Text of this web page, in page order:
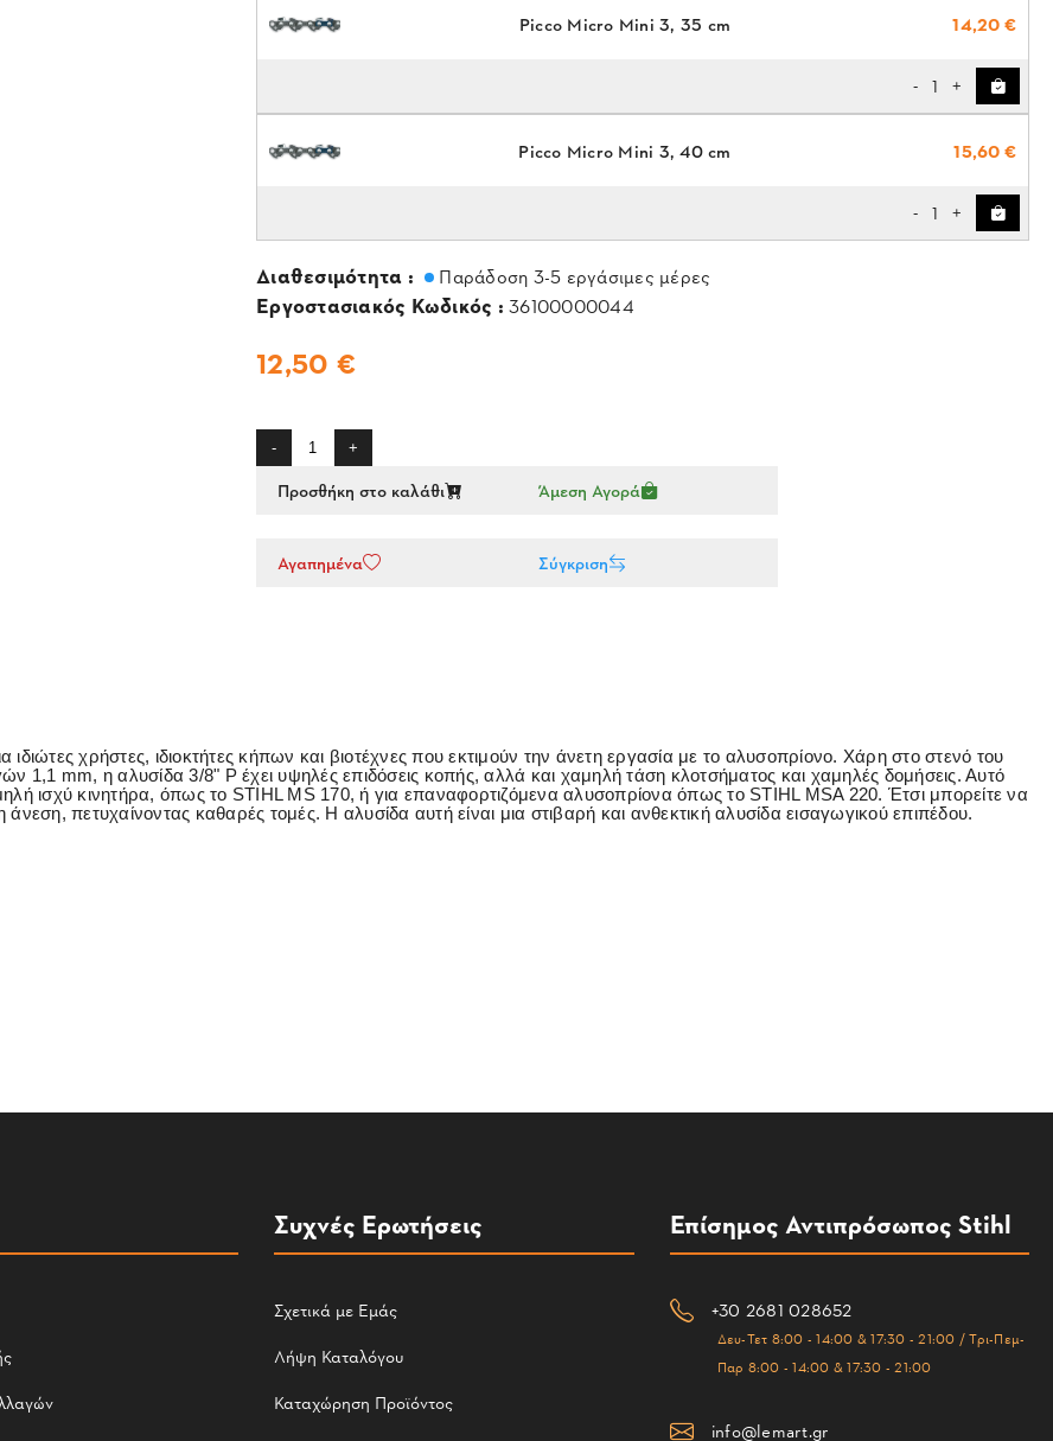
Picco Micro Mini 3, 35 cm 14,20 €
- 1 +
Picco Micro Mini 3, 40 cm 15,60 €
- 1 +
Διαθεσιμότητα : Παράδοση 3-5 εργάσιμες μέρες
Εργοστασιακός Κωδικός : 36100000044
12,50 €
- +
Προσθήκη στο καλάθι Άμεση Αγορά
Αγαπημένα Σύγκριση
χρήστες, ιδιοκτήτες κήπων και βιοτέχνες που εκτιμούν την άνετη εργασία με το αλυσοπρίονο. Χάρη στο στενό του
1,1 mm, η αλυσίδα 3/8" P έχει υψηλές επιδόσεις κοπής, αλλά και χαμηλή τάση κλοτσήματος και χαμηλές δομήσεις. Αυτό
ισχύ κινητήρα, όπως το STIHL MS 170, ή για επαναφορτιζόμενα αλυσοπρίονα όπως το STIHL MSA 220. Έτσι μπορείτε να
πετυχαίνοντας καθαρές τομές. Η αλυσίδα αυτή είναι μια στιβαρή και ανθεκτική αλυσίδα εισαγωγικού επιπέδου.
Συχνές Ερωτήσεις
Σχετικά με Εμάς
Λήψη Καταλόγου
Καταχώρηση Προϊόντος
Επίσημος Αντιπρόσωπος Stihl
+30 2681 028652
Δευ-Τετ 8:00 - 14:00 & 17:30 - 21:00 / Τρι-Πεμ-
Παρ 8:00 - 14:00 & 17:30 - 21:00
info@lemart.gr